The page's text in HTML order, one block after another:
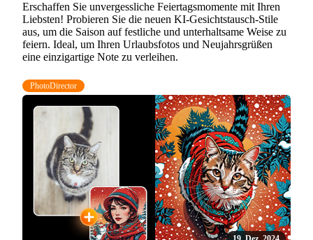
Erschaffen Sie unvergessliche Feiertagsmomente mit Ihren
Liebsten! Probieren Sie die neuen KI-Gesichtstausch-Stile
aus, um die Saison auf festliche und unterhaltsame Weise zu
feiern. Ideal, um Ihren Urlaubsfotos und Neujahrsgrüßen
eine einzigartige Note zu verleihen.
PhotoDirector